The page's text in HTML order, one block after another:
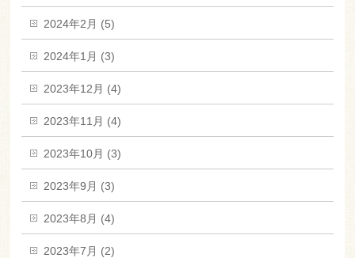
2024年2月 (5)
2024年1月 (3)
2023年12月 (4)
2023年11月 (4)
2023年10月 (3)
2023年9月 (3)
2023年8月 (4)
2023年7月 (2)